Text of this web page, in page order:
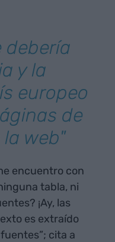
debería
y la
europeo
de
web"
encuentro con
tabla, ni
¡Ay, las
es extraído
cita a